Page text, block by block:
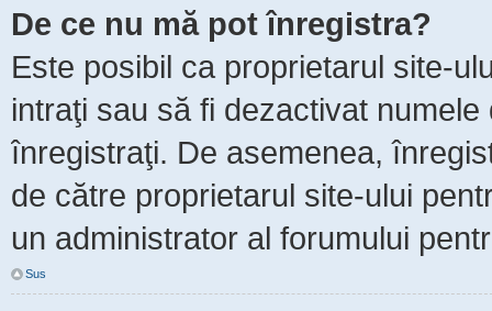
De ce nu mă pot înregistra?
Este posibil ca proprietarul site-
intraţi sau să fi dezactivat
înregistraţi. De asemenea,
de către proprietarul site-ului
un administrator al forumului
Sus